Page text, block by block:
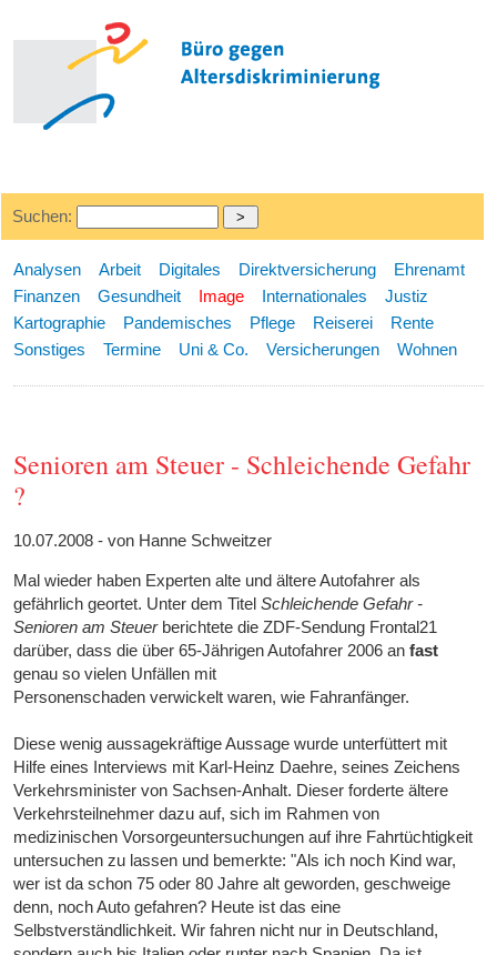
Suchen:
Analysen Arbeit Digitales Direktversicherung
Ehrenamt
Finanzen
Gesundheit Image Internationales
Justiz
Kartographie
Pandemisches Pflege Reiserei
Rente
Sonstiges
Termine Uni & Co. Versicherungen Wohnen
Senioren am Steuer - Schleichende Gefahr
?
10.07.2008 - von Hanne Schweitzer
Mal wieder haben Experten alte und ältere Autofahrer als
gefährlich geortet. Unter dem TitelSchleichende Gefahr -
Senioren am Steuerberichtete die ZDF-Sendung Frontal21
darüber, dass die über 65-Jährigen Autofahrer 2006 anfast
genau so vielen Unfällen mit
Personenschaden verwickelt waren, wie Fahranfänger.
Diese wenig aussagekräftige Aussage wurde unterfüttert mit
Hilfe eines Interviews mit Karl-Heinz Daehre, seines Zeichens
Verkehrsminister von Sachsen-Anhalt. Dieser forderte ältere
Verkehrsteilnehmer dazu auf, sich im Rahmen von
medizinischen Vorsorgeuntersuchungen auf ihre Fahrtüchtigkeit
untersuchen zu lassen und bemerkte: "Als ich noch Kind war,
wer ist da schon 75 oder 80 Jahre alt geworden, geschweige
denn, noch Auto gefahren? Heute ist das eine
Selbstverständlichkeit. Wir fahren nicht nur in Deutschland,